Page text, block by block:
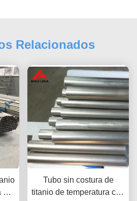
Relacionados
el
Tubo sin costura de
titanio de temperatura con